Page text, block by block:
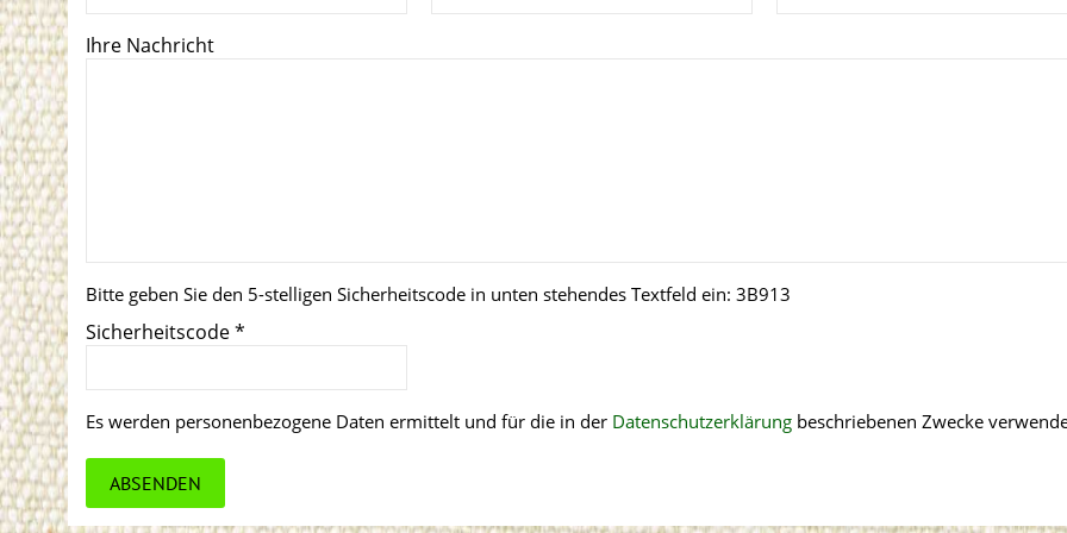
Ihre Nachricht
Bitte geben Sie den 5-stelligen Sicherheitscode in unten stehendes Textfeld ein: 3B913
Sicherheitscode*
Es werden personenbezogene Daten ermittelt und für die in der Datenschutzerklärung beschriebenen Zwecke